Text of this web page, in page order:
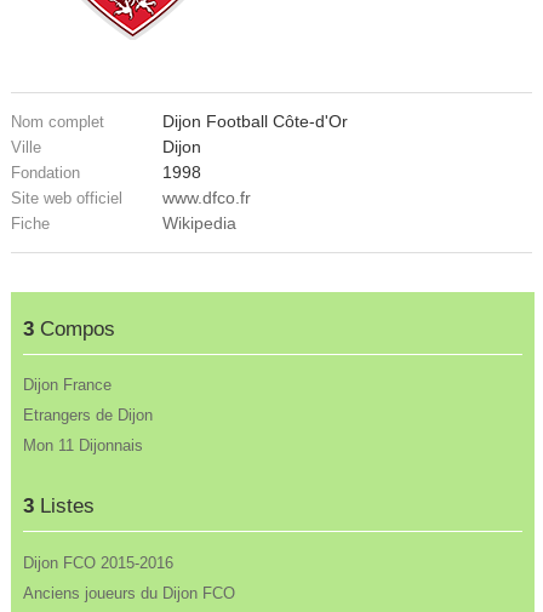
Nom complet Dijon Football Côte-d'Or
Ville Dijon
Fondation 1998
Site web officiel www.dfco.fr
Fiche Wikipedia
3Compos
Dijon France
Etrangers de Dijon
Mon 11 Dijonnais
3Listes
Dijon FCO 2015-2016
Anciens joueurs du Dijon FCO